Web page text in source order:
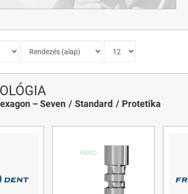
– Seven Standard Protetika